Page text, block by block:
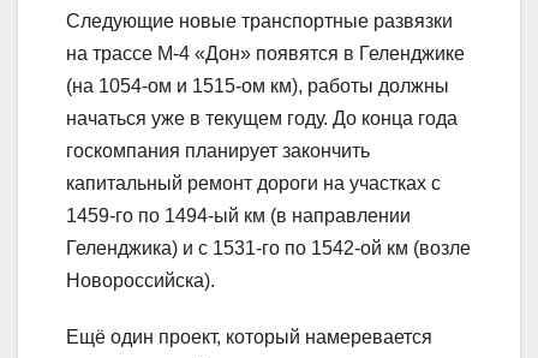
Следующие новые транспортные развязки
на трассе М-4 «Дон» появятся в Геленджике
(на 1054-ом и 1515-ом км), работы должны
начаться уже в текущем году. До конца года
госкомпания планирует закончить
капитальный ремонт дороги на участках с
1459-го по 1494-ый км (в направлении
Геленджика) и с 1531-го по 1542-ой км (возле
Новороссийска).
Ещё один проект, который намеревается